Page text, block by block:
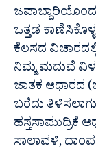
ಒತ್ತಡ
ಕೆಲಸದ
ನಿಮ್ಮ ಮದುವೆ
ಜಾತಕ ಆಧಾರದ
ಬರೆದು
ಹಸ್ತಸಾಮುದ್ರಿಕೆ
ಸಾಲಾವಳಿ,